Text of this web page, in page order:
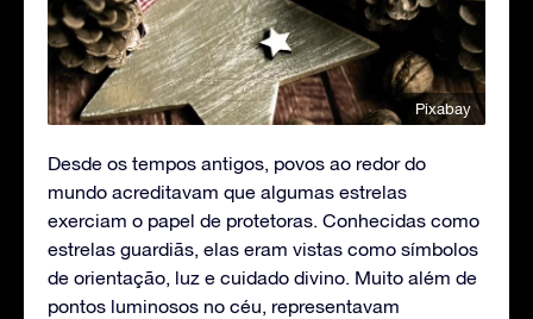
Pixabay
Desde os tempos antigos, povos ao redor do
mundo acreditavam que algumas estrelas
exerciam o papel de protetoras. Conhecidas como
estrelas guardiãs, elas eram vistas como símbolos
de orientação, luz e cuidado divino. Muito além de
pontos luminosos no céu, representavam